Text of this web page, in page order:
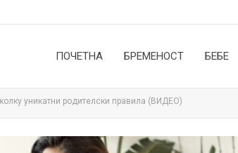
ПОЧЕТНА БРЕМЕНОСТ БЕБЕ
уникатни родителски правила (ВИДЕО)